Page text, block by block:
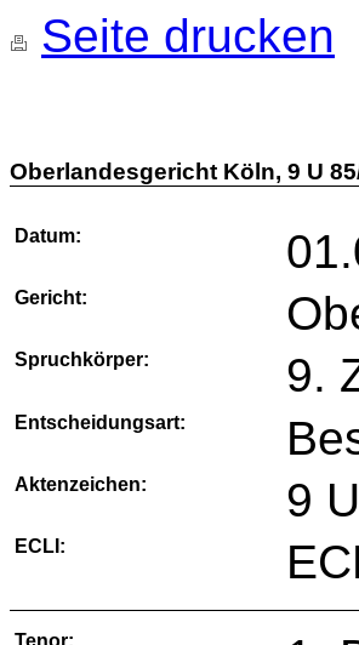
Seite drucken
Oberlandesgericht Köln, 9 U
Datum:
Gericht:
Spruchkörper: 9.
Entscheidungsart:
Aktenzeichen: 9
ECLI:
Tenor: